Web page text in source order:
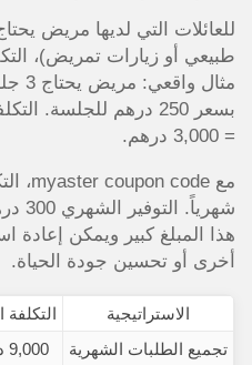
للعائلات التي لديها مريض
طبيعي أو زيارات تمريض)،
= 3,000 درهم.
هذا المبلغ كبير ويمكن إعادة
أخرى أو تحسين جودة الحياة.
الاستراتيجية التكلفة
تجميع الطلبات الشهرية
9,000 درهم